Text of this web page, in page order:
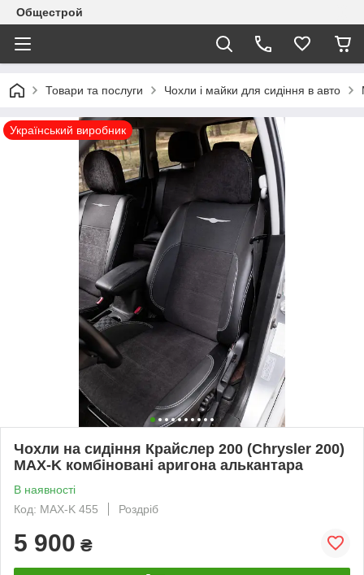
Общестрой
Товари та послуги Чохли і майки для сидіння в авто
Український виробник
Чохли на сидіння Крайслер 200 (Chrysler 200)
MAX-K комбіновані аригона алькантара
В наявності
Код: MAX-K 455
Роздріб
5 900 ₴